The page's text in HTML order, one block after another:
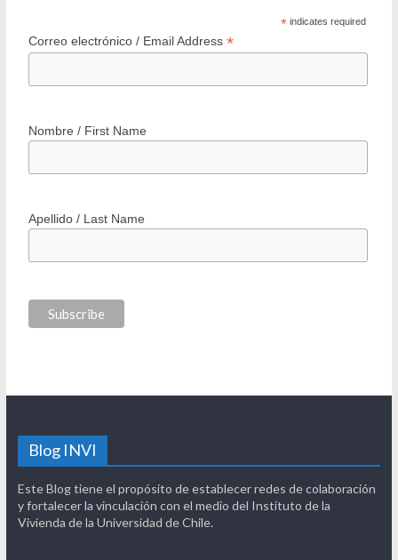
* indicates required
Correo electrónico / Email Address *
Nombre / First Name
Apellido / Last Name
Blog INVI
Este Blog tiene el propósito de establecer redes de colaboración
y fortalecer la vinculación con el medio del Instituto de la
Vivienda de la Universidad de Chile.